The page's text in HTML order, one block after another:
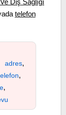
Diş Sağlığı
telefon
adres,
,
,